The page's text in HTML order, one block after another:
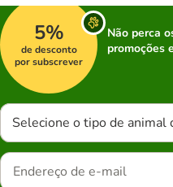
5%
de desconto
por subscrever
Não perca
promoções
Selecione o tipo de animal